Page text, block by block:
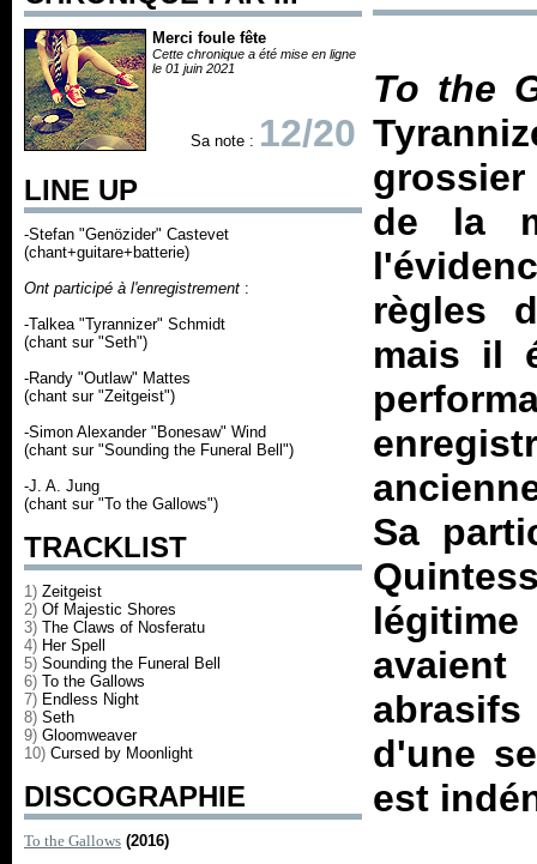
Merci foule fête
Cette chronique a été mise en ligne
le 01 juin 2021
Sa note : 12/20
LINE UP
-Stefan "Genözider" Castevet
(chant+guitare+batterie)
Ont participé à l'enregistrement :
-Talkea "Tyrannizer" Schmidt
(chant sur "Seth")
-Randy "Outlaw" Mattes
(chant sur "Zeitgeist")
-Simon Alexander "Bonesaw" Wind
(chant sur "Sounding the Funeral Bell")
-J. A. Jung
(chant sur "To the Gallows")
TRACKLIST
1) Zeitgeist
2) Of Majestic Shores
3) The Claws of Nosferatu
4) Her Spell
5) Sounding the Funeral Bell
6) To the Gallows
7) Endless Night
8) Seth
9) Gloomweaver
10) Cursed by Moonlight
DISCOGRAPHIE
To the Gallows (2016)
To the
de la
règles
mais il
Sa
d'une
est